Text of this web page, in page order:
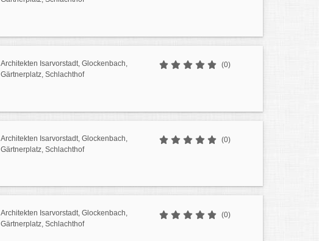
Architekten Isarvorstadt, Glockenbach,
Gärtnerplatz, Schlachthof
(0)
Architekten Isarvorstadt, Glockenbach,
Gärtnerplatz, Schlachthof
(0)
Architekten Isarvorstadt, Glockenbach,
Gärtnerplatz, Schlachthof
(0)